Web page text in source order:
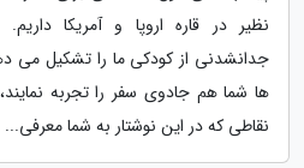
نظیر در قاره اروپا و آمریکا
جدانشدنی از کودکی ما را تشکیل می
ها شما هم جادوی سفر را تجربه
نقاطی که در این نوشتار به شما معرفی...